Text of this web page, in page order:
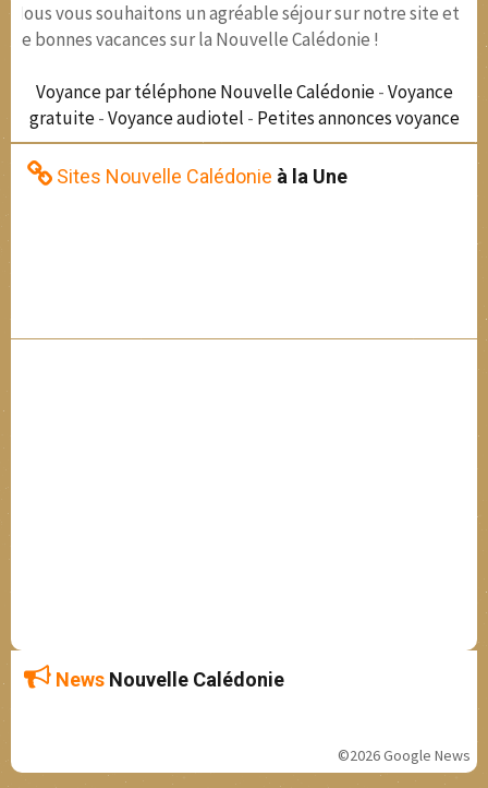
Nous vous souhaitons un agréable séjour sur notre site et
de bonnes vacances sur la Nouvelle Calédonie !
Voyance par téléphone Nouvelle Calédonie-Voyance
gratuite-Voyance audiotel - Petites annonces voyance
Sites Nouvelle Calédonie à la Une
News Nouvelle Calédonie
©2026 Google News